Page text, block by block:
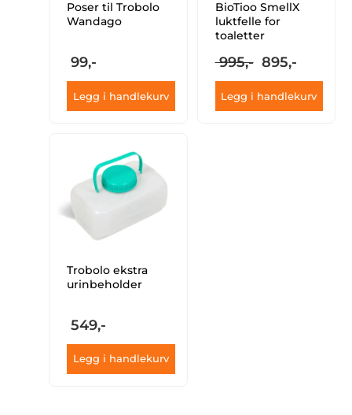
Poser til Trobolo
Wandago
99,-
Legg i handlekurv
BioTioo SmellX
luktfelle for
toaletter
995,- Opprinnelig
pris
var:
995,-.
895,-
pris
er:
895,-.
Legg i handlekurv
Trobolo ekstra
urinbeholder
549,-
Legg i handlekurv